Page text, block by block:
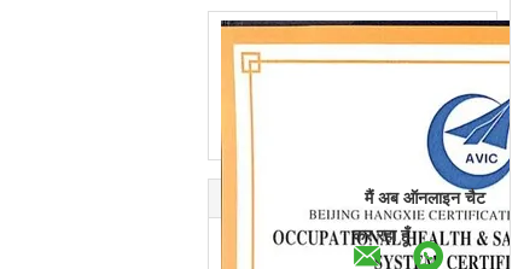
मैं अब ऑनलाइन चैट
कर रहा हूँ